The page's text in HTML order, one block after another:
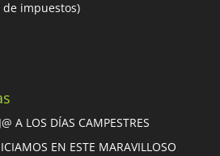
impuestos)
A LOS DÍAS CAMPESTRES
EN ESTE MARAVILLOSO